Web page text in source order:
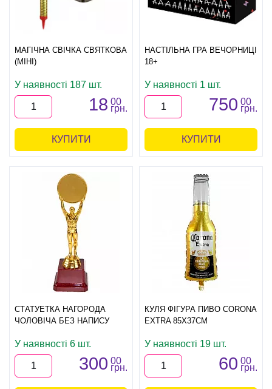
МАГІЧНА СВІЧКА СВЯТКОВА
(МІНІ)
У наявності 187 шт.
18 00
грн.
КУПИТИ
НАСТІЛЬНА ГРА ВЕЧОРНИЦІ
18+
У наявності 1 шт.
750 00
грн.
КУПИТИ
СТАТУЕТКА НАГОРОДА
ЧОЛОВІЧА БЕЗ НАПИСУ
У наявності 6 шт.
300 00
грн.
КУЛЯ ФІГУРА ПИВО CORONA
EXTRA 85Х37СМ
У наявності 19 шт.
60 00
грн.